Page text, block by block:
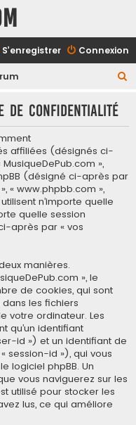
Connexion
S’enregistrer
h
de confidentialité
affiliées (désignés ci-
MusiqueDePub.com »,
(désigné ci-après par
», « www.phpbb.com »,
n’importe quelle
quelle session
après par « vos
manières.
», le
de cookies, qui sont
les fichiers
votre ordinateur. Les
qu’un identifiant
id ») et un identifiant de
session-id »), qui vous
logiciel phpBB. Un
vous naviguerez sur les
utilisé pour stocker les
lus, ce qui améliore